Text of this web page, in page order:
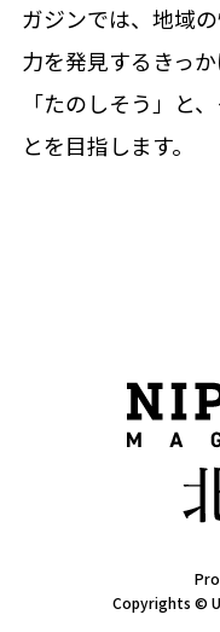
ガジンでは、地域
力を発見するきっ
「たのしそう」と
とを目指します。
Copyrights ©